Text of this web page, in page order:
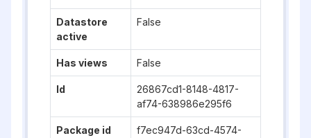
Datastore
active
False
Has views False
Id
26867cd1-8148-4817-
af74-638986e295f6
Package id
f7ec947d-63cd-4574-